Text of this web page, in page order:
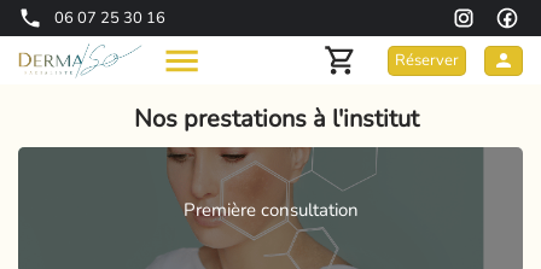
06 07 25 30 16
Réserver
Nos prestations à l'institut
Première consultation